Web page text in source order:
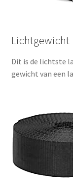
Lichtgewicht
Dit is de lichtste
gewicht van een